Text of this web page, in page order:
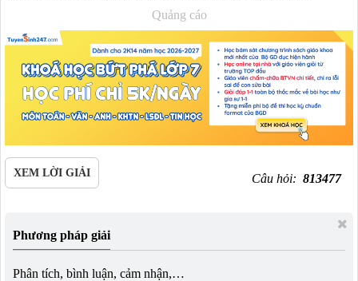
Quảng cáo
XEM LỜI GIẢI Câu hỏi: 813477
Phương pháp giải
Phân tích, bình luận, cảm nhận,…